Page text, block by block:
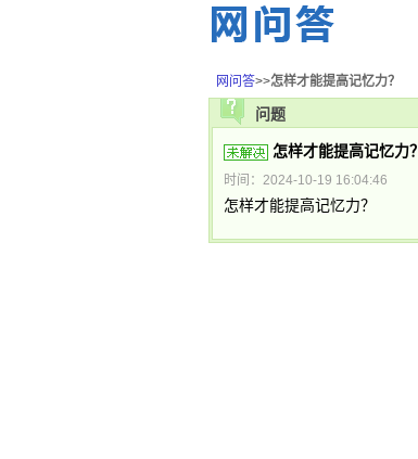
网问答>>怎样才能提高记忆力？
问题
怎样才能提高记忆力？
时间：2024-10-19 16:04:46
怎样才能提高记忆力？